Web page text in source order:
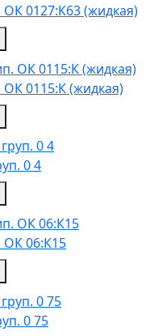
0127:К63 (жидкая)
0115:К (жидкая)
0 4
ОК 06:К15
0 75